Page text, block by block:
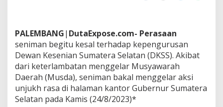
n
B
e
a
k
h
i
r
PALEMBANG| DutaExpose.com- Perasaan
seniman begitu kesal terhadap kepengurusan
Dewan Kesenian Sumatera Selatan (DKSS). Akibat
dari keterlambatan menggelar Musyawarah
Daerah (Musda), seniman bakal menggelar aksi
unjukh rasa di halaman kantor Gubernur Sumatera
Selatan pada Kamis (24/8/2023)*